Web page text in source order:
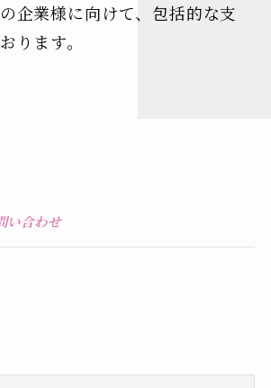
企業様に向けて、包括的な支
ります。
合わせ